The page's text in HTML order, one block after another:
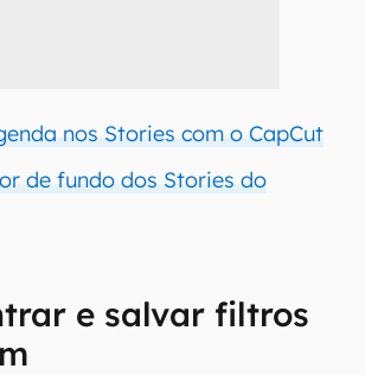
nos Stories com o CapCut
de fundo dos Stories do
e salvar filtros